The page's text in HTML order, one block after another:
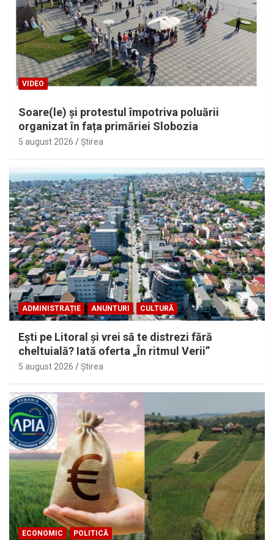
VIDEO
Soare(le) și protestul împotriva poluării
organizat în fața primăriei Slobozia
5 august 2026 Ştirea
ADMINISTRAȚIE ANUNTURI CULTURĂ
Eşti pe Litoral şi vrei să te distrezi fără
cheltuială? Iată oferta „În ritmul Verii”
5 august 2026 Ştirea
ECONOMIC POLITICĂ